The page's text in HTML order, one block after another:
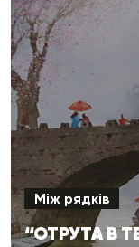
Між рядків
“ОТРУТА В